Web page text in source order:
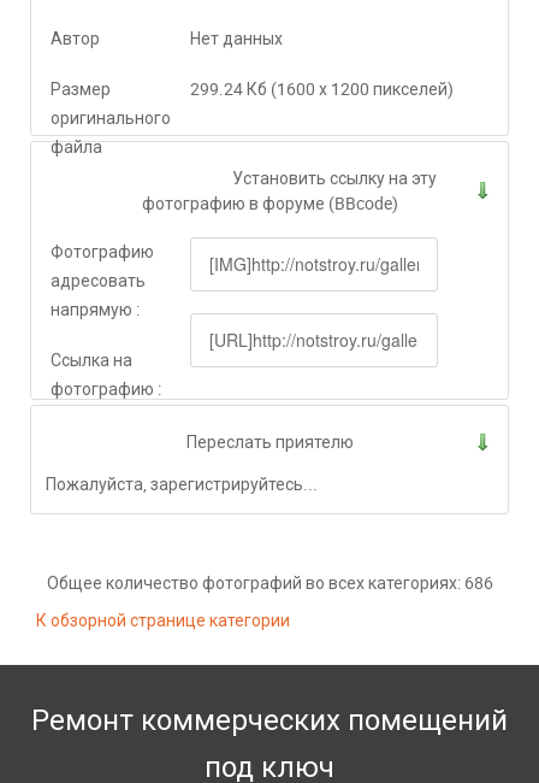
Автор Нет данных
Размер
оригинального
файла
299.24 Кб (1600 x 1200 пикселей)
Установить ссылку на эту
фотографию в форуме (BBcode)
Фотографию
адресовать
напрямую :
Ссылка на
фотографию :
Переслать приятелю
Пожалуйста, зарегистрируйтесь...
Общее количество фотографий во всех категориях: 686
К обзорной странице категории
Ремонт коммерческих помещений
под ключ